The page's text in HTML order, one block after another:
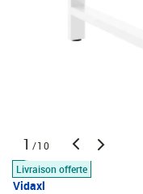
1 /10
Livraison offerte
Vidaxl